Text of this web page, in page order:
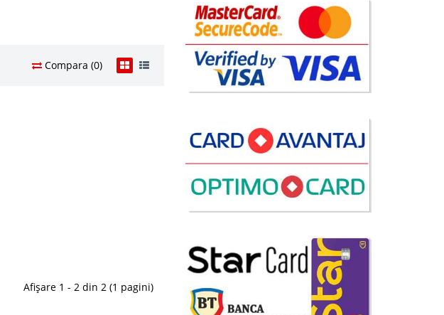
Compara (0)
Stoc Epuizat - Indisponibil
Afișare 1 - 2 din 2 (1 pagini)